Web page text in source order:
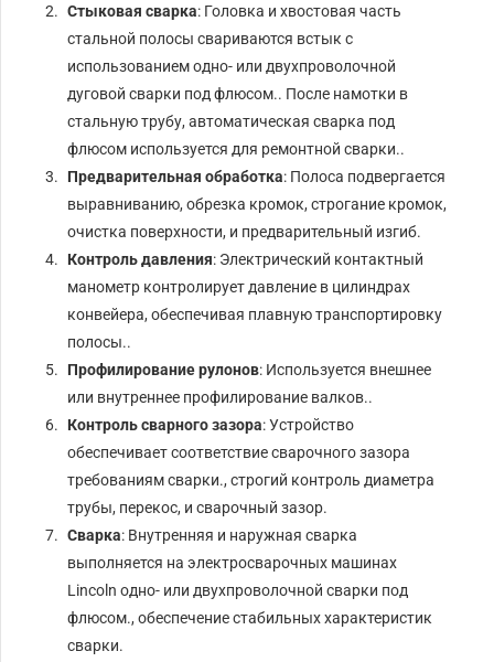
Стыковая сварка: Головка и хвостовая часть
стальной полосы свариваются встык с
использованием одно- или двухпроволочной
дуговой сварки под флюсом.. После намотки в
стальную трубу, автоматическая сварка под
флюсом используется для ремонтной сварки..
Предварительная обработка: Полоса подвергается
выравниванию, обрезка кромок, строгание кромок,
очистка поверхности, и предварительный изгиб.
Контроль давления: Электрический контактный
манометр контролирует давление в цилиндрах
конвейера, обеспечивая плавную транспортировку
полосы..
Профилирование рулонов: Используется внешнее
или внутреннее профилирование валков..
Контроль сварного зазора: Устройство
обеспечивает соответствие сварочного зазора
требованиям сварки., строгий контроль диаметра
трубы, перекос, и сварочный зазор.
Сварка: Внутренняя и наружная сварка
выполняется на электросварочных машинах
Lincoln одно- или двухпроволочной сварки под
флюсом., обеспечение стабильных характеристик
сварки.